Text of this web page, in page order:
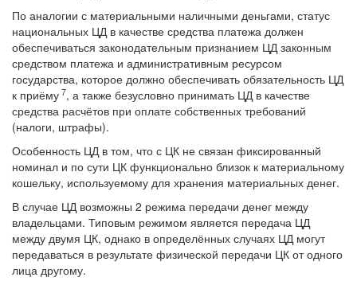
По аналогии с материальными наличными деньгами, статус
национальных ЦД в качестве средства платежа должен
обеспечиваться законодательным признанием ЦД законным
средством платежа и административным ресурсом
государства, которое должно обеспечивать обязательность ЦД
к приёму 7, а также безусловно принимать ЦД в качестве
средства расчётов при оплате собственных требований
(налоги, штрафы).
Особенность ЦД в том, что с ЦК не связан фиксированный
номинал и по сути ЦК функционально близок к материальному
кошельку, используемому для хранения материальных денег.
В случае ЦД возможны 2 режима передачи денег между
владельцами. Типовым режимом является передача ЦД
между двумя ЦК, однако в определённых случаях ЦД могут
передаваться в результате физической передачи ЦК от одного
лица другому.